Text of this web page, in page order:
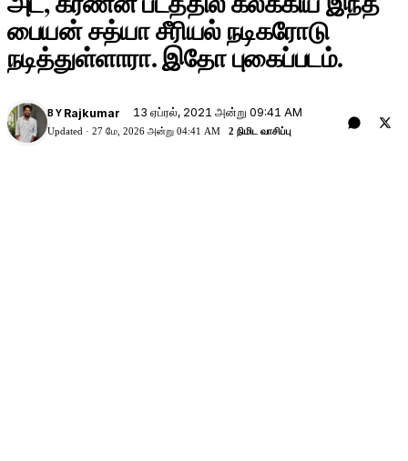
பையன் சத்யா சீரியல் நடிகரோடு
நடித்துள்ளாரா. இதோ புகைப்படம்.
BY Rajkumar 13 ஏப்ரல், 2021 அன்று 09:41 AM
Updated · 27 மே, 2026 அன்று 04:41 AM 2 நிமிட வாசிப்பு